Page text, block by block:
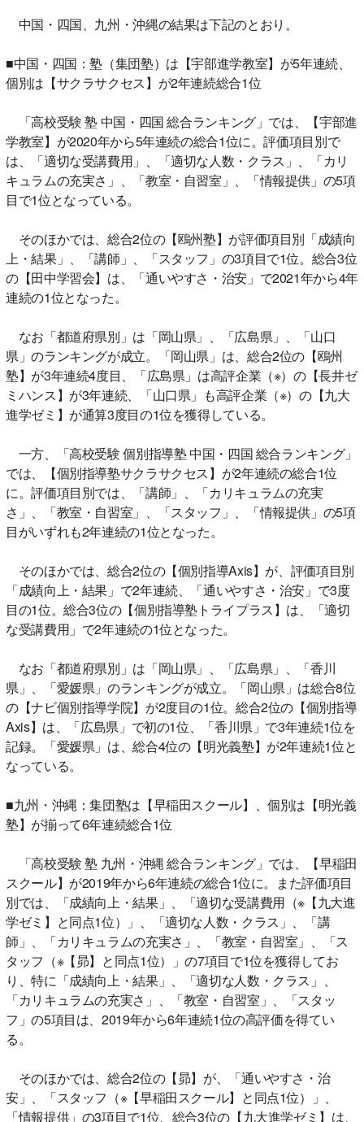
中国・四国、九州・沖縄の結果は下記のとおり。
■中国・四国：塾（集団塾）は【宇部進学教室】が5年連続、
個別は【サクラサクセス】が2年連続総合1位
「高校受験 塾 中国・四国 総合ランキング」では、【宇部進
学教室】が2020年から5年連続の総合1位に。評価項目別で
は、「適切な受講費用」、「適切な人数・クラス」、「カリ
キュラムの充実さ」、「教室・自習室」、「情報提供」の5項
目で1位となっている。
そのほかでは、総合2位の【鴎州塾】が評価項目別「成績向
上・結果」、「講師」、「スタッフ」の3項目で1位。総合3位
の【田中学習会】は、「通いやすさ・治安」で2021年から4年
連続の1位となった。
なお「都道府県別」は「岡山県」、「広島県」、「山口
県」のランキングが成立。「岡山県」は、総合2位の【鴎州
塾】が3年連続4度目、「広島県」は高評企業（※）の【長井ゼ
ミハンス】が3年連続、「山口県」も高評企業（※）の【九大
進学ゼミ】が通算3度目の1位を獲得している。
一方、「高校受験 個別指導塾 中国・四国 総合ランキング」
では、【個別指導塾サクラサクセス】が2年連続の総合1位
に。評価項目別では、「講師」、「カリキュラムの充実
さ」、「教室・自習室」、「スタッフ」、「情報提供」の5項
目がいずれも2年連続の1位となった。
そのほかでは、総合2位の【個別指導Axis】が、評価項目別
「成績向上・結果」で2年連続、「通いやすさ・治安」で3度
目の1位。総合3位の【個別指導塾トライプラス】は、「適切
な受講費用」で2年連続の1位となった。
なお「都道府県別」は「岡山県」、「広島県」、「香川
県」、「愛媛県」のランキングが成立。「岡山県」は総合8位
の【ナビ個別指導学院】が2度目の1位。総合2位の【個別指導
Axis】は、「広島県」で初の1位、「香川県」で3年連続1位を
記録。「愛媛県」は、総合4位の【明光義塾】が2年連続1位と
なっている。
■九州・沖縄：集団塾は【早稲田スクール】、個別は【明光義
塾】が揃って6年連続総合1位
「高校受験 塾 九州・沖縄 総合ランキング」では、【早稲田
スクール】が2019年から6年連続の総合1位に。また評価項目
別では、「成績向上・結果」、「適切な受講費用（※【九大進
学ゼミ】と同点1位）」、「適切な人数・クラス」、「講
師」、「カリキュラムの充実さ」、「教室・自習室」、「ス
タッフ（※【昴】と同点1位）」の7項目で1位を獲得してお
り、特に「成績向上・結果」、「適切な人数・クラス」、
「カリキュラムの充実さ」、「教室・自習室」、「スタッ
フ」の5項目は、2019年から6年連続1位の高評価を得てい
る。
そのほかでは、総合2位の【昴】が、「通いやすさ・治
安」、「スタッフ（※【早稲田スクール】と同点1位）」、
「情報提供」の3項目で1位、総合3位の【九大進学ゼミ】は、